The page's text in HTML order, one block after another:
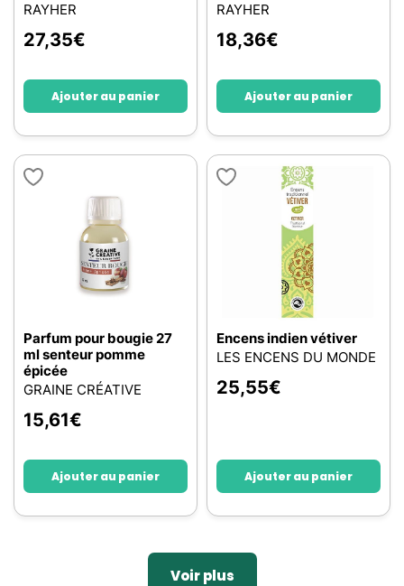
RAYHER
27,35€
Ajouter au panier
RAYHER
18,36€
Ajouter au panier
Parfum pour bougie 27
ml senteur pomme
épicée
GRAINE CRÉATIVE
15,61€
Ajouter au panier
Encens indien vétiver
LES ENCENS DU MONDE
25,55€
Ajouter au panier
Voir plus